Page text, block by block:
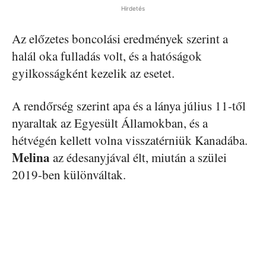
Hirdetés
Az előzetes boncolási eredmények szerint a
halál oka fulladás volt, és a hatóságok
gyilkosságként kezelik az esetet.
A rendőrség szerint apa és a lánya július 11-től
nyaraltak az Egyesült Államokban, és a
hétvégén kellett volna visszatérniük Kanadába.
Melina az édesanyjával élt, miután a szülei
2019-ben különváltak.